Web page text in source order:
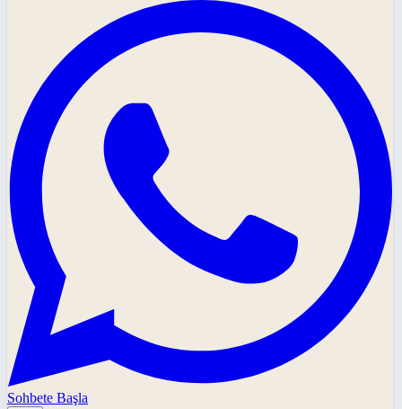
Sohbete Başla